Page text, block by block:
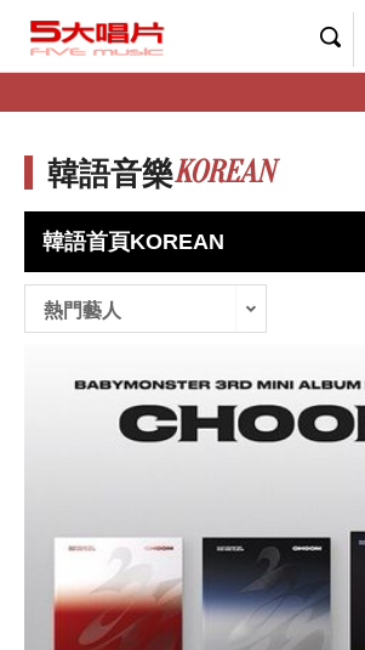
韓語音樂KOREAN
韓語首頁KOREAN
熱門藝人